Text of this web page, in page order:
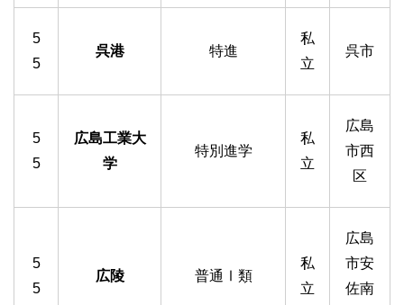
5
5
呉港 特進
私
立
呉市
5
5
広島工業大
学
特別進学
私
立
広島
市西
区
5
5
広陵 普通Ⅰ類
私
立
広島
市安
佐南